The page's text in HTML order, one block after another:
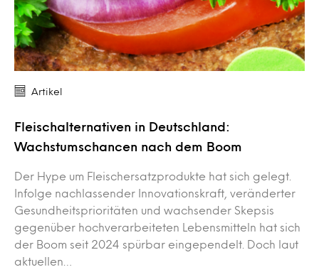
Artikel
Fleischalternativen in Deutschland:
Wachstumschancen nach dem Boom
Der Hype um Fleischersatzprodukte hat sich gelegt.
Infolge nachlassender Innovationskraft, veränderter
Gesundheitsprioritäten und wachsender Skepsis
gegenüber hochverarbeiteten Lebensmitteln hat sich
der Boom seit 2024 spürbar eingependelt. Doch laut
aktuellen…